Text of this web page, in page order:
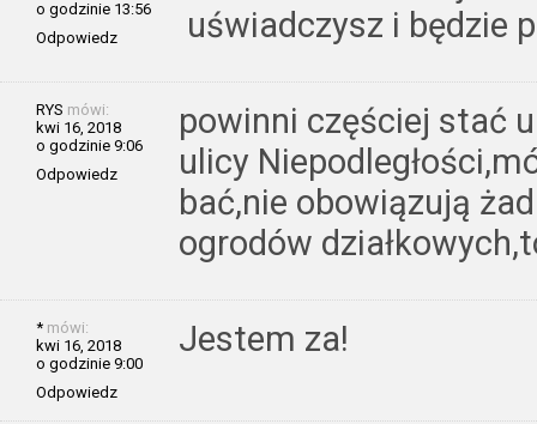
o godzinie 13:56
Odpowiedz
uświadczysz i będzie
RYS mówi:
kwi 16, 2018
o godzinie 9:06
Odpowiedz
powinni częściej stać
ulicy
bać,nie obowiązują
ogrodów
* mówi:
kwi 16, 2018
o godzinie 9:00
Odpowiedz
Jestem za!